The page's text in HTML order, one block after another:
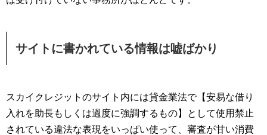
サイトに書かれている情報は嘘ばかり
スカイクレジットのサイト内には貸金業法で【安易な借り
入れを助長もしくは過度に強調するもの】として使用禁止
されている違法な表現をいっぱい使って、審査が甘い消費